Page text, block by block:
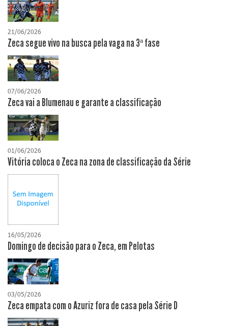
21/06/2026
Zeca segue vivo na busca pela vaga na 3ª fase
07/06/2026
Zeca vai a Blumenau e garante a classificação
01/06/2026
Vitória coloca o Zeca na zona de classificação da Série
16/05/2026
Domingo de decisão para o Zeca, em Pelotas
03/05/2026
Zeca empata com o Azuriz fora de casa pela Série D